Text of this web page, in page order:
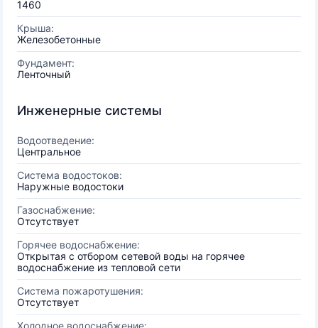
1460
Крыша:
Железобетонные
Фундамент:
Ленточный
Инженерные системы
Водоотведение:
Центральное
Система водостоков:
Наружные водостоки
Газоснабжение:
Отсутствует
Горячее водоснабжение:
Открытая с отбором сетевой воды на горячее
водоснабжение из тепловой сети
Система пожаротушения:
Отсутствует
Холодное водоснабжение: